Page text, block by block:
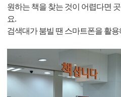
원하는 책을 찾는 것이 어렵다면
요.
검색대가 붐빌 땐 스마트폰을 활